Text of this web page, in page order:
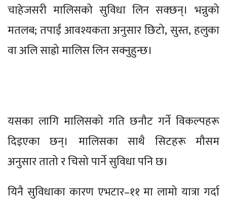
चाहेजसरी मालिसको सुविधा लिन सक्छन्। भन्नुको
मतलब; तपाईं आवश्यकता अनुसार छिटो, सुस्त, हलुका
वा अलि साह्रो मालिस लिन सक्नुहुन्छ।
यसका लागि मालिसको गति छनौट गर्ने विकल्पहरू
दिइएका छन्। मालिसका साथै सिटहरू मौसम
अनुसार तातो र चिसो पार्ने सुविधा पनि छ।
यिनै सुविधाका कारण एभटार–११ मा लामो यात्रा गर्दा